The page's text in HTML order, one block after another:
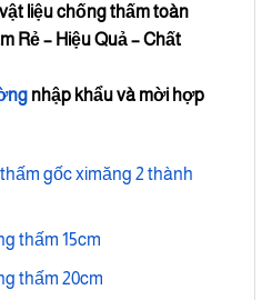
liệu chống thấm toàn
Rẻ – Hiệu Quả – Chất
nhập khẩu và mời hợp
gốc ximăng 2 thành
thấm 15cm
thấm 20cm